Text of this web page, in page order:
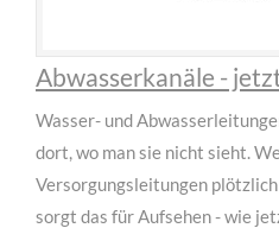
Abwasserkanäle -
Wasser- und
dort, wo man sie nicht sieht.
Versorgungsleitungen
sorgt das für Aufsehen - wie